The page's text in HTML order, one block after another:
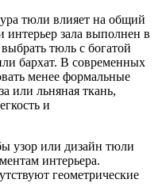
тюли влияет на общий
зала выполнен в
тюль с богатой
бархат. В современных
менее формальные
или льняная ткань,
и
узор или дизайн тюли
интерьера.
геометрические